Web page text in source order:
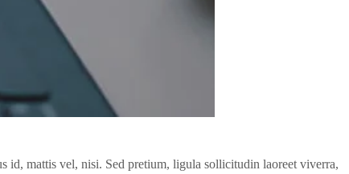
id, mattis vel, nisi. Sed pretium, ligula sollicitudin laoreet viverra,